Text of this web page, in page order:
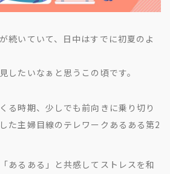
続いていて、日中はすでに初夏のよ
したいなぁと思うこの頃です。
る時期、少しでも前向きに乗り切り
た主婦目線のテレワークあるある第2
あるある」と共感してストレスを和